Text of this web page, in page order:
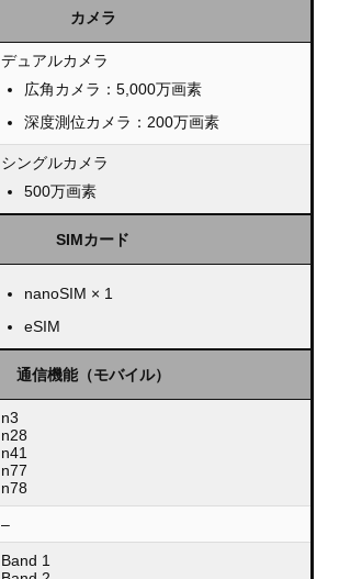
カメラ
デュアルカメラ
広角カメラ：5,000万画素
深度測位カメラ：200万画素
シングルカメラ
500万画素
SIMカード
nanoSIM × 1
eSIM
通信機能（モバイル）
n3
n28
n41
n77
n78
–
Band 1